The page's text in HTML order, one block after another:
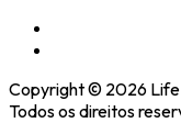
Copyright © 2026 Life
Todos os direitos